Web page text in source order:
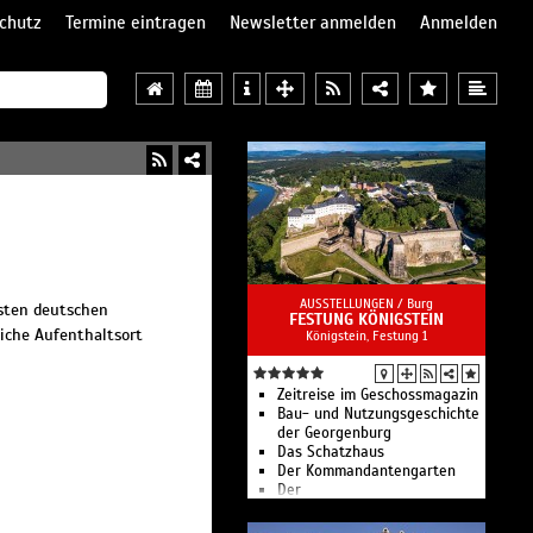
Termine eintragen Newsletter anmelden
Anmelden
deutschen
Aufenthaltsort
AUSSTELLUNGEN / Burg
FESTUNG KÖNIGSTEIN
Königstein, Festung 1
Zeitreise im Geschossmagazin
Bau- und Nutzungsgeschichte
der Georgenburg
Das Schatzhaus
Der Kommandantengarten
Der
Die Festung in der